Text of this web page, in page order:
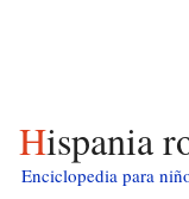
Hispania
Enciclopedia para